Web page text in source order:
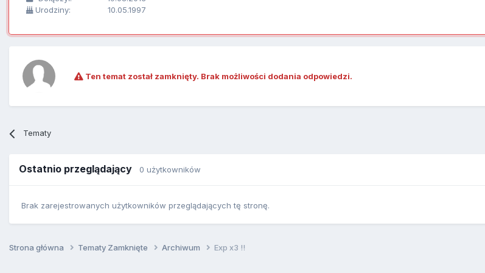
Urodziny:
10.05.1997
Ten temat został zamknięty. Brak możliwości dodania odpowiedzi.
Tematy
Ostatnio przeglądający 0 użytkowników
Brak zarejestrowanych użytkowników przeglądających tę stronę.
Strona główna Tematy Zamknięte Archiwum Exp x3 !!